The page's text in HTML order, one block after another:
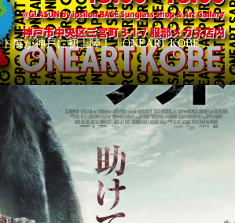
展が神戸に初上陸！「ONEART KOBE」